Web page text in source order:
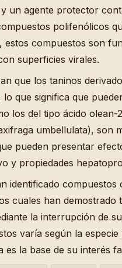
un agente protector
polifenólicos
estos compuestos son
superficies virales.
que los taninos
lo que significa que
los del tipo ácido
umbellulata), son
pueden presentar
y propiedades
identificado
cuales han
la interrupción de
varía según la
es la base de su interés